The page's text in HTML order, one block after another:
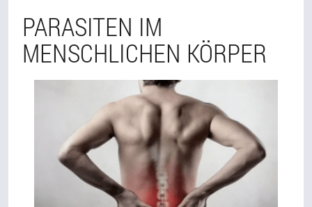
PARASITEN IM
MENSCHLICHEN KÖRPER